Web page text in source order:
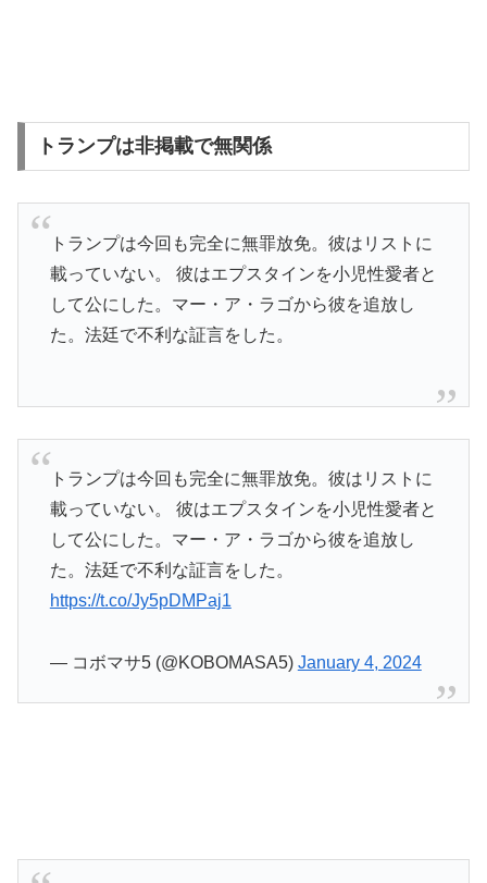
トランプは非掲載で無関係
トランプは今回も完全に無罪放免。彼はリストに
載っていない。 彼はエプスタインを小児性愛者と
して公にした。マー・ア・ラゴから彼を追放し
た。法廷で不利な証言をした。
トランプは今回も完全に無罪放免。彼はリストに
載っていない。 彼はエプスタインを小児性愛者と
して公にした。マー・ア・ラゴから彼を追放し
た。法廷で不利な証言をした。
https://t.co/Jy5pDMPaj1
— コボマサ5 (@KOBOMASA5) January 4, 2024